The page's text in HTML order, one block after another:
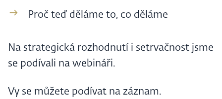
Proč teď děláme to, co děláme
Na strategická rozhodnutí i setrvačnost jsme
se podívali na webináři.
Vy se můžete podívat na záznam.